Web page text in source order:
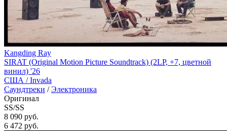
Kangding Ray
SIRAT (Original Motion Picture Soundtrack) (2LP, +7, цветной
винил) '26
США /Invada
Саундтреки /Электроника
Оригинал
SS/SS
8 090 руб.
6 472 руб.